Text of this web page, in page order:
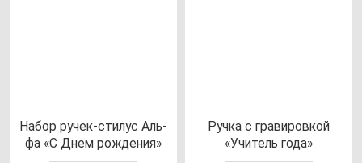
Набор ру­чек-сти­лус Аль­
фа «С Днем рож­де­ния»
Руч­ка с гра­ви­ров­кой
«Учи­тель го­да»